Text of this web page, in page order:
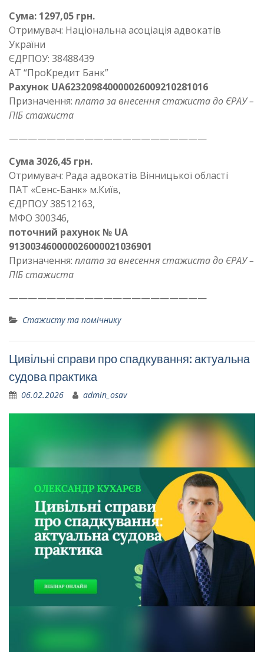
Сума: 1297,05 грн.
Отримувач: Національна асоціація адвокатів
України
ЄДРПОУ: 38488439
АТ “ПроКредит Банк”
Рахунок UA623209840000026009210281016
Призначення: плата за внесення стажиста до ЄРАУ –
ПІБ стажиста
—————————————————————
Сума 3026,45 грн.
Отримувач: Рада адвокатів Вінницької області
ПАТ «Сенс-Банк» м.Київ,
ЄДРПОУ 38512163,
МФО 300346,
поточний рахунок № UA
913003460000026000021036901
Призначення: плата за внесення стажиста до ЄРАУ –
ПІБ стажиста
—————————————————————
Стажисту та помічнику
Цивільні справи про спадкування: актуальна
судова практика
06.02.2026 admin_osav